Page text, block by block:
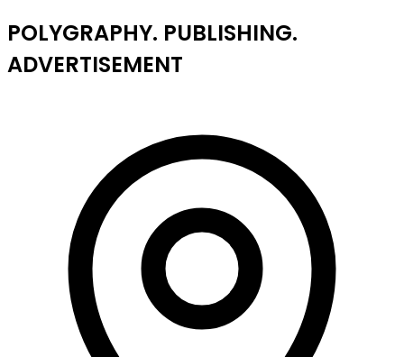
POLYGRAPHY. PUBLISHING.
ADVERTISEMENT